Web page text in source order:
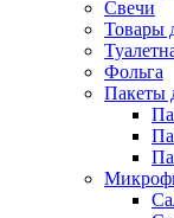
Свечи
Товары
Фольга
Пакеты